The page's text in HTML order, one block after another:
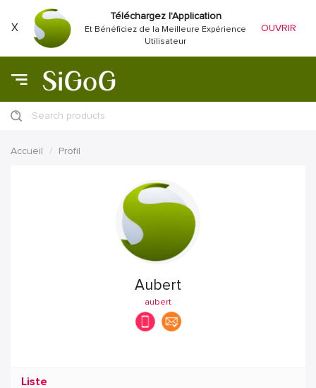
X
Téléchargez l'Application
Et Bénéficiez de la Meilleure Expérience
Utilisateur
OUVRIR
Search products
Accueil Profil
Aubert
aubert
Liste